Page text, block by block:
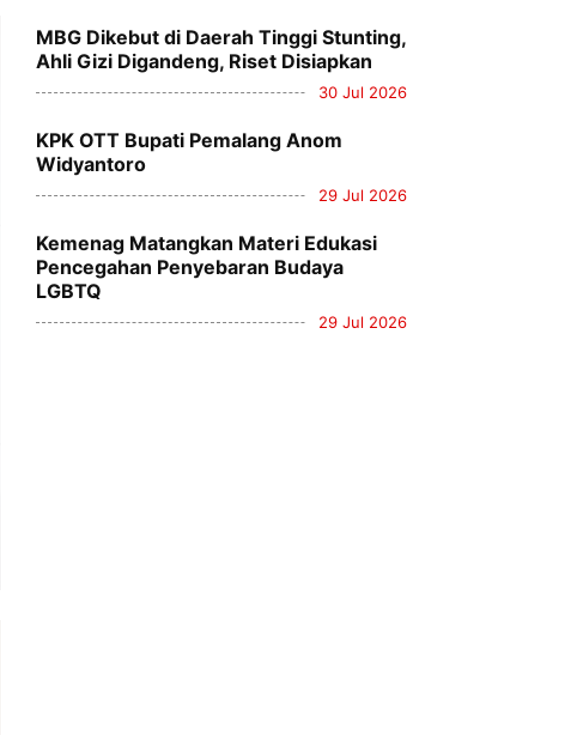
MBG Dikebut di Daerah Tinggi Stunting,
Ahli Gizi Digandeng, Riset Disiapkan
30 Jul 2026
KPK OTT Bupati Pemalang Anom
Widyantoro
29 Jul 2026
Kemenag Matangkan Materi Edukasi
Pencegahan Penyebaran Budaya
LGBTQ
29 Jul 2026